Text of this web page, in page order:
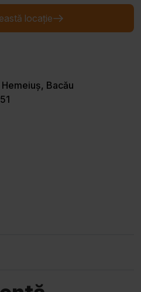
locație
Bacău